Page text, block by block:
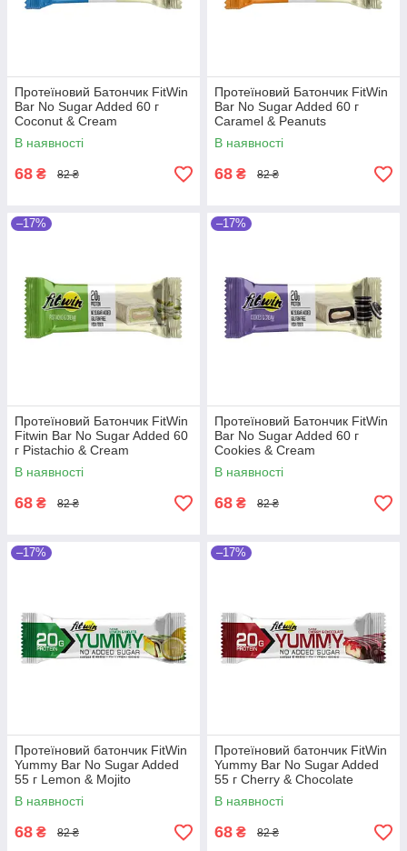
Протеїновий Батончик FitWin
Bar No Sugar Added 60 г
Coconut & Cream
В наявності
68 ₴ 82 ₴
Протеїновий Батончик FitWin
Bar No Sugar Added 60 г
Caramel & Peanuts
В наявності
68 ₴ 82 ₴
–17%
Протеїновий Батончик FitWin
Fitwin Bar No Sugar Added 60
г Pistachio & Cream
В наявності
68 ₴ 82 ₴
–17%
Протеїновий Батончик FitWin
Bar No Sugar Added 60 г
Cookies & Cream
В наявності
68 ₴ 82 ₴
–17%
Протеїновий батончик FitWin
Yummy Bar No Sugar Added
55 г Lemon & Mojito
В наявності
68 ₴ 82 ₴
–17%
Протеїновий батончик FitWin
Yummy Bar No Sugar Added
55 г Cherry & Chocolate
В наявності
68 ₴ 82 ₴